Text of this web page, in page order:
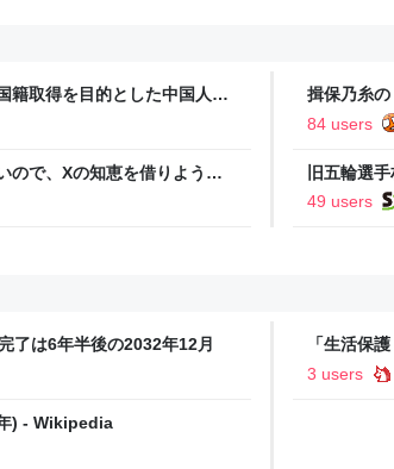
籍取得を目的とした中国人ら
揖保乃糸
84 users
ので、Xの知恵を借りようと
旧五輪選
ルで挑む
49 users
了は6年半後の2032年12月
「生活保
3 users
) - Wikipedia